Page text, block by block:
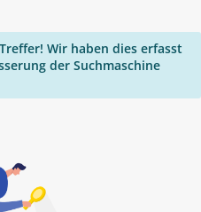
Wir haben dies erfasst
der Suchmaschine